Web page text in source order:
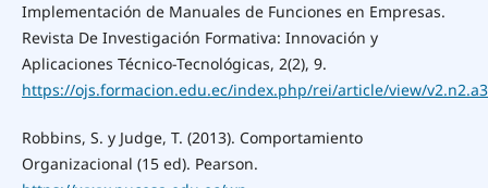
Implementación de Manuales de Funciones en Empresas.
Revista De Investigación Formativa: Innovación y
Aplicaciones Técnico-Tecnológicas, 2(2), 9.
https://ojs.formacion.edu.ec/index.php/rei/article/view/v2.n2.a3
Robbins, S. y Judge, T. (2013). Comportamiento
Organizacional (15 ed). Pearson.